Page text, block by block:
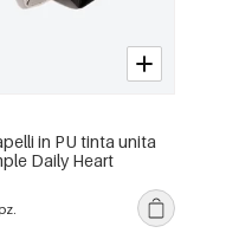
in PU tinta unita
Daily Heart